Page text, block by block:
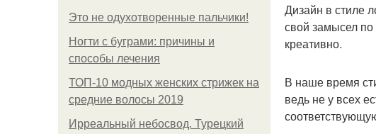
Это не одухотворенные пальчики!
Ногти с буграми: причины и
способы лечения
ТОП-10 модных женских стрижек на
средние волосы 2019
Ирреальный небосвод. Турецкий
Дизайн в стиле
свой замысел по
креативно.
В наше время
ведь не у всех